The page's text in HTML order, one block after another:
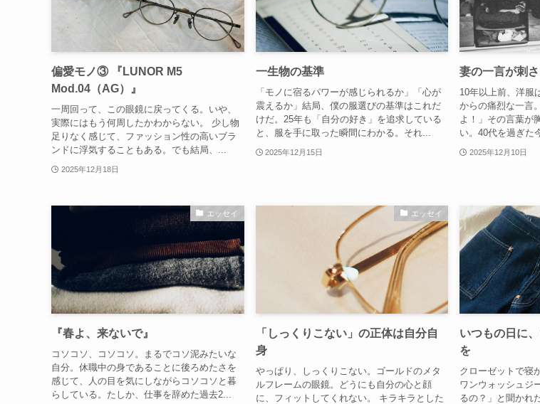
偏愛モノ③ 『LUNOR M5
Mod.04（AG）』
一周回って、この眼鏡に戻ってくる。いや、
実際にはもう何周したかわからない。 少し物
足りなく感じて、ファッション性の高いブラ
ンドに浮気することもある。でも結局、...
2025年12月18日
一生物の基準
「モノに宿るパワーが感じられるか」「心が
震えるか」結局、僕の服選びの基準はこれだ
けだ。25年も「自分の好き」を追求している
と、服を手に取った瞬間にわかる。それ...
2025年12月15日
妻の一言が刺
10年以上前、洋服
からの痛烈な一言
よ！」その言葉が
い。40代を過ぎた
2025年12月10日
エッセイ
『春よ、来ないで』
コソコソ、コソコソ。まるでコソ泥みたいな
自分。休職中の身であることに後ろめたさを
感じて、人の目を気にしながらコソコソと暮
らしている。たしか、仕事を辞めた過去2...
エッセイ
「しっくりこない」の正体は自分自
身
やっぱり、しっくりこない。ゴールドのメタ
ルフレームの眼鏡。どうにも自分の心と顔
に、フィットしてくれない。 キラキラとした
いつもの日に
を
クローゼットで寝
ワンウォッシュジ
るの？」と聞かれ